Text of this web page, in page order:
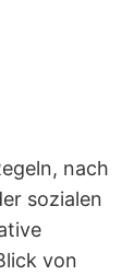
nach
sozialen
von